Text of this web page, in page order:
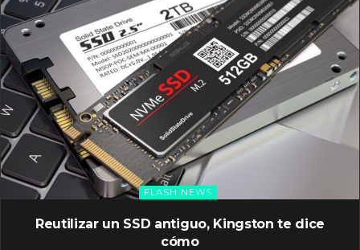
FLASH NEWS
Reutilizar un SSD antiguo, Kingston te dice
cómo